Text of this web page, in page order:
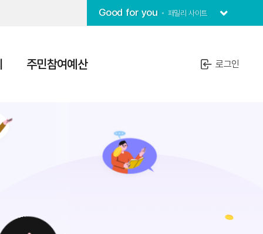
Good for you 패밀리 사이트
주민참여예산 로그인